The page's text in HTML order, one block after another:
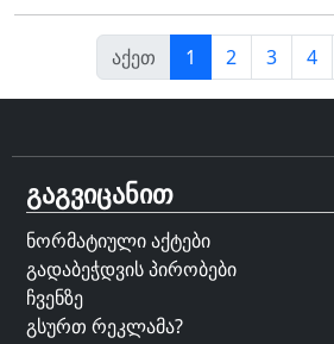
აქეთ 1 2 3 4
გაგვიცანით
ნორმატიული აქტები
გადაბეჭდვის პირობები
ჩვენზე
გსურთ რეკლამა?